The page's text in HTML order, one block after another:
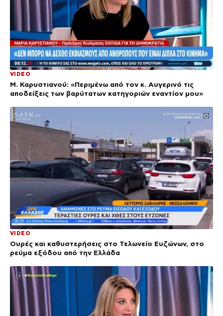
VIDEO
Μ. Καρυστιανού: «Περιμένω από τον κ. Αυγερινό τις
αποδείξεις των βαρύτατων κατηγοριών εναντίον μου»
VIDEO
Ουρές και καθυστερήσεις στο Τελωνείο Ευζώνων, στο
ρεύμα εξόδου από την Ελλάδα